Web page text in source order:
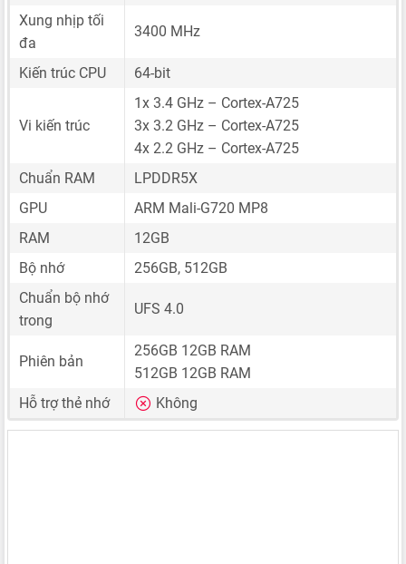
Xung nhịp tối
đa
3400 MHz
Kiến trúc CPU 64-bit
Vi kiến trúc
1x 3.4 GHz – Cortex-A725
3x 3.2 GHz – Cortex-A725
4x 2.2 GHz – Cortex-A725
Chuẩn RAM
LPDDR5X
GPU
ARM Mali-G720 MP8
RAM
12GB
Bộ nhớ
256GB, 512GB
Chuẩn bộ nhớ
trong
UFS 4.0
Phiên bản
256GB 12GB RAM
512GB 12GB RAM
Hỗ trợ thẻ nhớ
Không